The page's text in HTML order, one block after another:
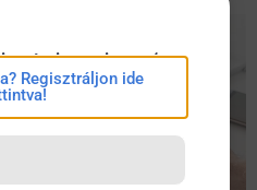
Regisztráljon ide